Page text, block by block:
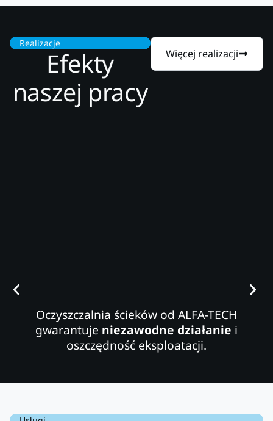
Realizacje
Efekty
naszej pracy
Więcej realizacji
Oczyszczalnia ścieków od ALFA-TECH
gwarantuje niezawodne działanie i
oszczędność eksploatacji.